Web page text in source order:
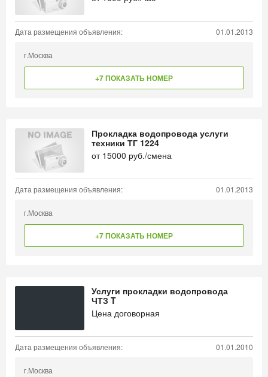
Дата размещения объявления: 01.01.2013
г.Москва
+7 ПОКАЗАТЬ НОМЕР
Прокладка водопровода услуги
техники ТГ 1224
от 15000 руб./смена
Дата размещения объявления: 01.01.2013
г.Москва
+7 ПОКАЗАТЬ НОМЕР
Услуги прокладки водопровода
ЧТЗ T
Цена договорная
Дата размещения объявления: 01.01.2010
г.Москва